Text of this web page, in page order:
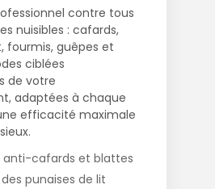
contre tous
nuisibles : cafards,
fourmis, guêpes et
ciblées
de votre
adaptées à chaque
efficacité maximale
cafards et blattes
punaises de lit